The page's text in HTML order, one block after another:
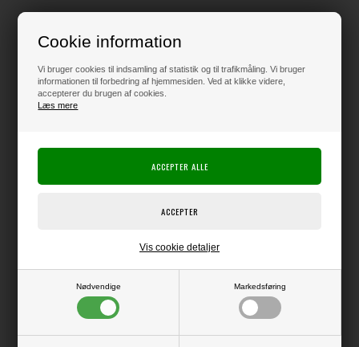
Cookie information
Vi bruger cookies til indsamling af statistik og til trafikmåling. Vi bruger
informationen til forbedring af hjemmesiden. Ved at klikke videre,
accepterer du brugen af cookies.
Læs mere
Nødvendige Markedsføring
Vis cookie detaljer
65,00DKK
Lækker 240 grams kvalitet med mat overflade og med forskellig nuance
Da blokkene er med påtrykt farve (og ikke massivt gennemfarvede), må
der forventes en vis uensartethed i farven i form af små farveforskelle,